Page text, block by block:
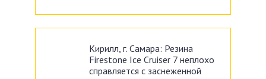
Кирилл, г. Самара: Резина
Firestone Ice Cruiser 7 неплохо
справляется с заснеженной